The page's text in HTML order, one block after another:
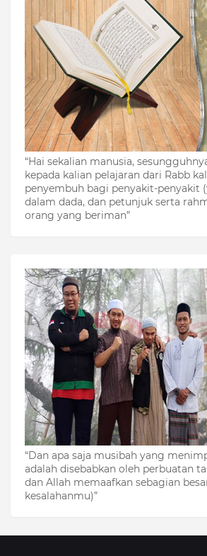
“Hai sekalian manusia,
kepada kalian pelajaran dari Rabb
penyembuh bagi penyakit-penyakit
dalam dada, dan petunjuk serta
orang yang beriman”
“Dan apa saja musibah yang
adalah disebabkan oleh perbuatan
dan Allah memaafkan sebagian
kesalahanmu)”